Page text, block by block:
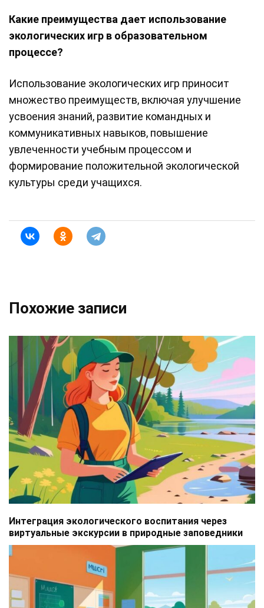
Какие преимущества дает использование
экологических игр в образовательном
процессе?
Использование экологических игр приносит
множество преимуществ, включая улучшение
усвоения знаний, развитие командных и
коммуникативных навыков, повышение
увлеченности учебным процессом и
формирование положительной экологической
культуры среди учащихся.
Похожие записи
Интеграция экологического воспитания через
виртуальные экскурсии в природные заповедники